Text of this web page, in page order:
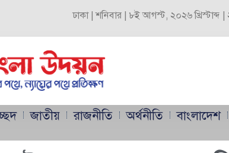
ঢাকা | শনিবার | ৮ই আগস্ট, ২০২৬ খ্রিস্টাব্দ
জাতীয় রাজনীতি অর্থনীতি বাংলাদেশ